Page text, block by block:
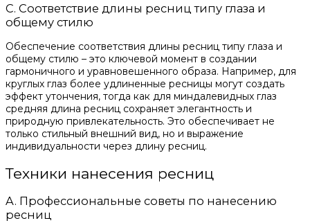
C. Соответствие длины ресниц типу глаза и
общему стилю
Обеспечение соответствия длины ресниц типу глаза и
общему стилю – это ключевой момент в создании
гармоничного и уравновешенного образа. Например, для
круглых глаз более удлиненные ресницы могут создать
эффект утончения, тогда как для миндалевидных глаз
средняя длина ресниц сохраняет элегантность и
природную привлекательность. Это обеспечивает не
только стильный внешний вид, но и выражение
индивидуальности через длину ресниц.
Техники нанесения ресниц
A. Профессиональные советы по нанесению
ресниц